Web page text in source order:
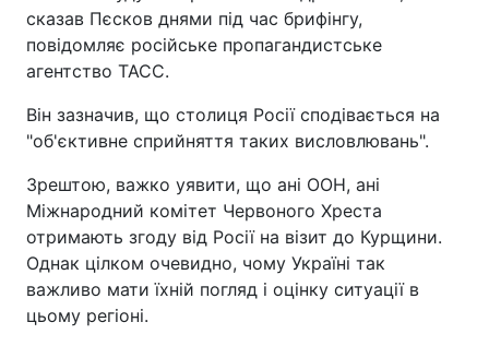
сказав Пєсков днями під час брифінгу,
повідомляє російське пропагандистське
агентство ТАСС.
Він зазначив, що столиця Росії сподівається на
"об'єктивне сприйняття таких висловлювань".
Зрештою, важко уявити, що ані ООН, ані
Міжнародний комітет Червоного Хреста
отримають згоду від Росії на візит до Курщини.
Однак цілком очевидно, чому Україні так
важливо мати їхній погляд і оцінку ситуації в
цьому регіоні.